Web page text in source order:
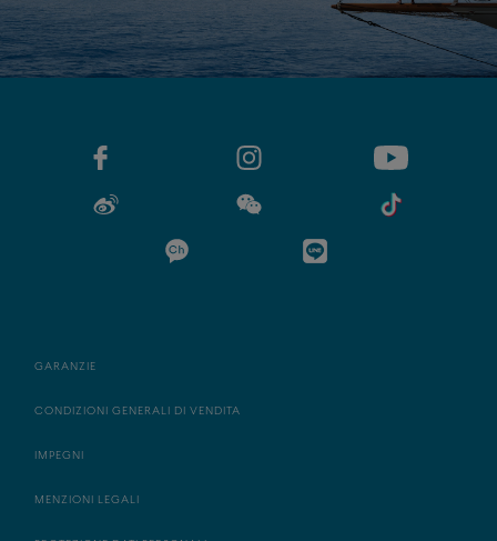
GARANZIE
CONDIZIONI GENERALI DI VENDITA
IMPEGNI
MENZIONI LEGALI